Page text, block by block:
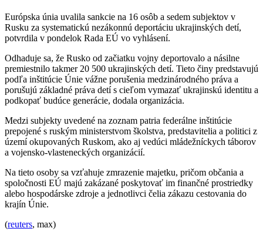
Európska únia uvalila sankcie na 16 osôb a sedem subjektov v
Rusku za systematickú nezákonnú deportáciu ukrajinských detí,
potvrdila v pondelok Rada EÚ vo vyhlásení.
Odhaduje sa, že Rusko od začiatku vojny deportovalo a násilne
premiestnilo takmer 20 500 ukrajinských detí. Tieto činy predstavujú
podľa inštitúcie Únie vážne porušenia medzinárodného práva a
porušujú základné práva detí s cieľom vymazať ukrajinskú identitu a
podkopať budúce generácie, dodala organizácia.
Medzi subjekty uvedené na zoznam patria federálne inštitúcie
prepojené s ruským ministerstvom školstva, predstavitelia a politici z
území okupovaných Ruskom, ako aj vedúci mládežníckych táborov
a vojensko-vlasteneckých organizácií.
Na tieto osoby sa vzťahuje zmrazenie majetku, pričom občania a
spoločnosti EÚ majú zakázané poskytovať im finančné prostriedky
alebo hospodárske zdroje a jednotlivci čelia zákazu cestovania do
krajín Únie.
(reuters, max)